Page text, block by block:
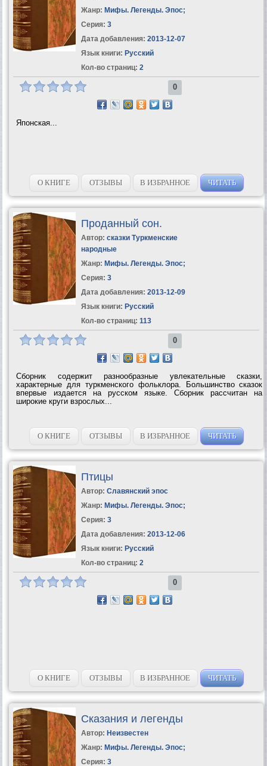
Жанр: Мифы. Легенды. Эпос;
Серия: 3
Дата добавления: 2013-12-07
Язык книги: Русский
Кол-во страниц: 2
0
Японская...
О КНИГЕ ОТЗЫВЫ В ИЗБРАННОЕ ЧИТАТЬ
Проданный сон.
Автор: сказки Туркменские
народные
Жанр: Мифы. Легенды. Эпос;
Серия: 3
Дата добавления: 2013-12-09
Язык книги: Русский
Кол-во страниц: 113
0
Сборник содержит разнообразные увлекательные сказки,
характерные для туркменского фольклора. Большинство сказок
впервые издается на русском языке. Сборник рассчитан на
широкие круги взрослых...
О КНИГЕ ОТЗЫВЫ В ИЗБРАННОЕ ЧИТАТЬ
Птицы
Автор: Славянский эпос
Жанр: Мифы. Легенды. Эпос;
Серия: 3
Дата добавления: 2013-12-06
Язык книги: Русский
Кол-во страниц: 2
0
О КНИГЕ ОТЗЫВЫ В ИЗБРАННОЕ ЧИТАТЬ
Сказания и легенды
Автор: Неизвестен
Жанр: Мифы. Легенды. Эпос;
Серия: 3